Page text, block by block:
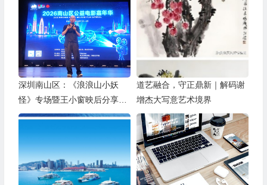
深圳南山区：《浪浪山小妖
怪》专场暨王小窗映后分享会
举办
道艺融合，守正鼎新｜解码谢
增杰大写意艺术境界